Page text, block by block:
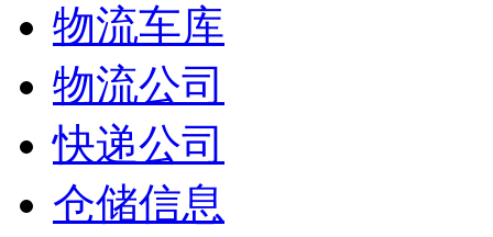
物流车库
物流公司
快递公司
仓储信息